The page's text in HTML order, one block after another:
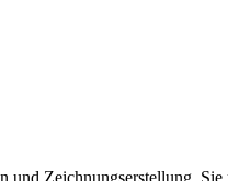
Zeichnungserstellung.